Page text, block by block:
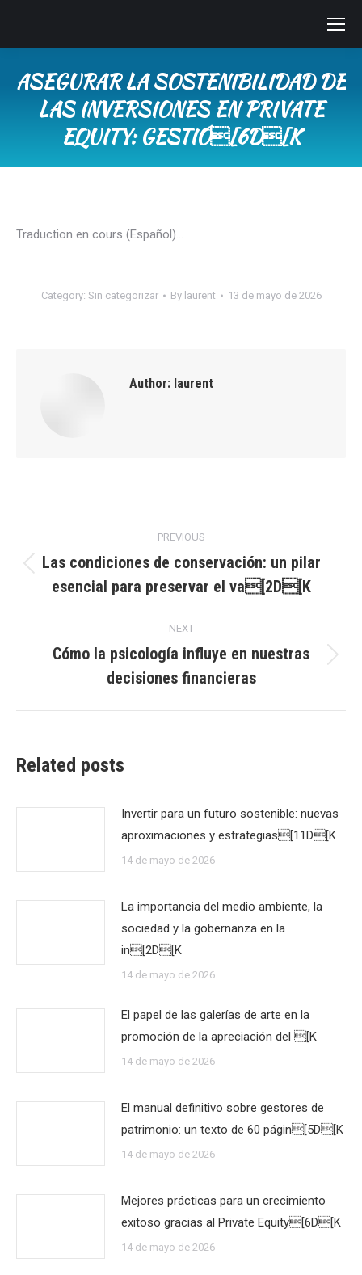
ASEGURAR LA SOSTENIBILIDAD DE
LAS INVERSIONES EN PRIVATE
EQUITY: GESTIÓ[6D[K
Traduction en cours (Español)…
Category: Sin categorizar By laurent 13 de mayo de 2026
Author: laurent
navigation
PREVIOUS
post:
Las condiciones de conservación: un pilar
esencial para preservar el va[2D[K
NEXT
post:
Cómo la psicología influye en nuestras
decisiones financieras
Related posts
Invertir para un futuro sostenible: nuevas
aproximaciones y estrategias[11D[K
14 de mayo de 2026
La importancia del medio ambiente, la
sociedad y la gobernanza en la
in[2D[K
14 de mayo de 2026
El papel de las galerías de arte en la
promoción de la apreciación del [K
14 de mayo de 2026
El manual definitivo sobre gestores de
patrimonio: un texto de 60 págin[5D[K
14 de mayo de 2026
Mejores prácticas para un crecimiento
exitoso gracias al Private Equity[6D[K
14 de mayo de 2026